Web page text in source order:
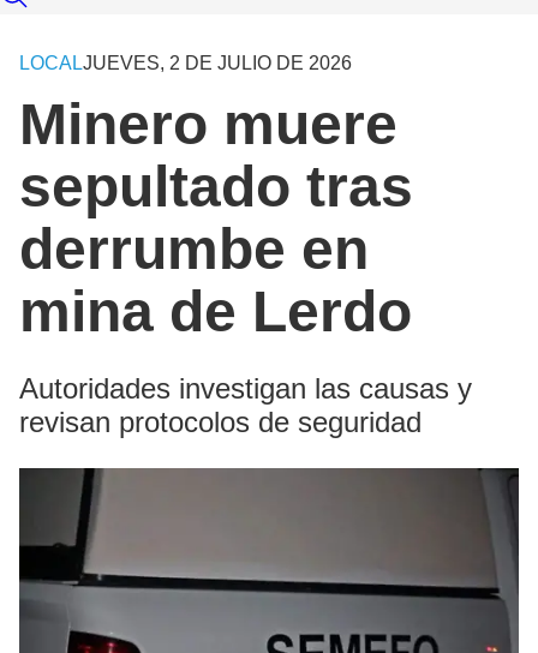
LOCALJUEVES, 2 DE JULIO DE 2026
Minero muere
sepultado tras
derrumbe en
mina de Lerdo
Autoridades investigan las causas y
revisan protocolos de seguridad